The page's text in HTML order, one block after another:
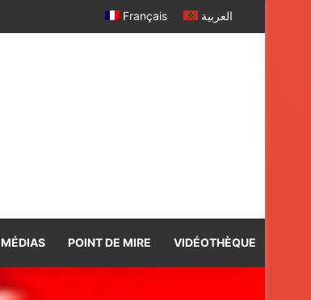
Français العربية
MÉDIAS POINT DE MIRE VIDÉOTHÈQUE